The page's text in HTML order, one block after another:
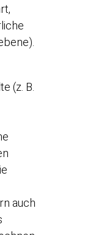
(z. B.
auch